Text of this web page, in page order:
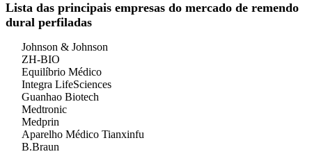
Lista das principais empresas do mercado de remendo
dural perfiladas
Johnson & Johnson
ZH-BIO
Equilíbrio Médico
Integra LifeSciences
Guanhao Biotech
Medtronic
Medprin
Aparelho Médico Tianxinfu
B.Braun